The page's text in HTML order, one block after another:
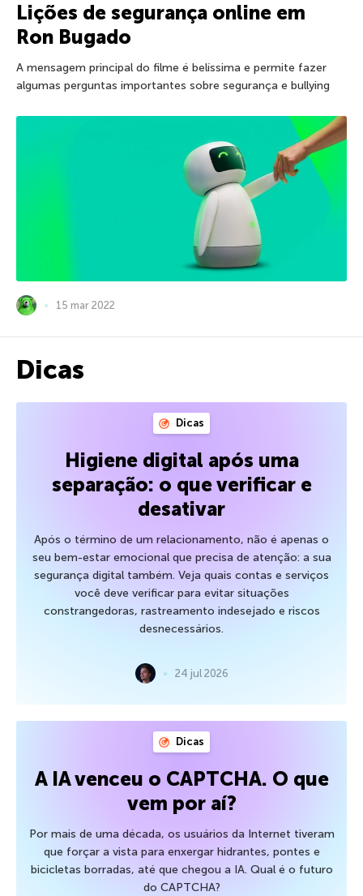
Lições de segurança online em
Ron Bugado
A mensagem principal do filme é belíssima e permite fazer
algumas perguntas importantes sobre segurança e bullying
15 mar 2022
Dicas
Dicas
Higiene digital após uma
separação: o que verificar e
desativar
Após o término de um relacionamento, não é apenas o
seu bem-estar emocional que precisa de atenção: a sua
segurança digital também. Veja quais contas e serviços
você deve verificar para evitar situações
constrangedoras, rastreamento indesejado e riscos
desnecessários.
24 jul 2026
Dicas
A IA venceu o CAPTCHA. O que
vem por aí?
Por mais de uma década, os usuários da Internet tiveram
que forçar a vista para enxergar hidrantes, pontes e
bicicletas borradas, até que chegou a IA. Qual é o futuro
do CAPTCHA?